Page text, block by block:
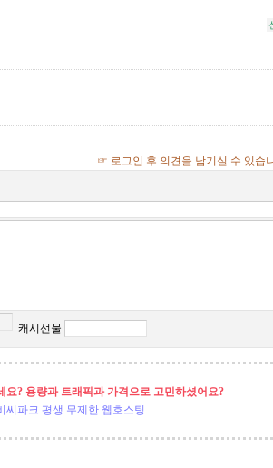
☞ 로그인 후 의견을 남기실 수 있습
캐시선물
요? 용량과 트래픽과 가격으로 고민하셨어요?
씨파크 평생 무제한 웹호스팅